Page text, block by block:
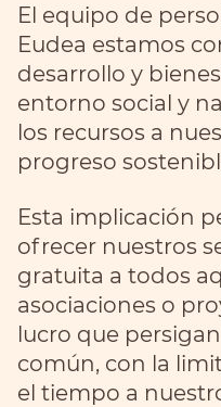
El equipo de
Eudea estamos
desarrollo y
entorno social y
los recursos a
progreso
Esta implicación
ofrecer nuestros
gratuita a todos
asociaciones o
lucro que
común, con la
el tiempo a